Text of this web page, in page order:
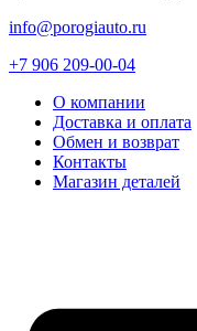
info@porogiauto.ru
+7 906 209-00-04
О компании
Доставка и оплата
Обмен и возврат
Контакты
Магазин деталей